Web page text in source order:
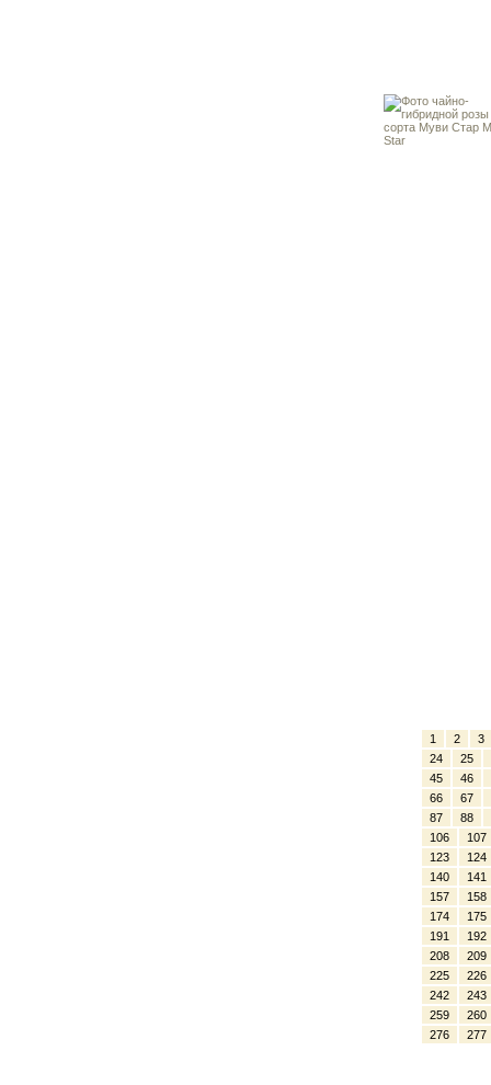
1 2
3
24
25
45
46
66
67
87
88
106
107
123
124
140
141
157
158
174
175
191
192
208
209
225
226
242
243
259
260
276
277